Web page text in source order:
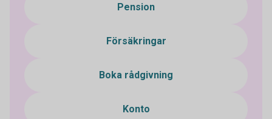
Pension
Försäkringar
Boka rådgivning
Konto